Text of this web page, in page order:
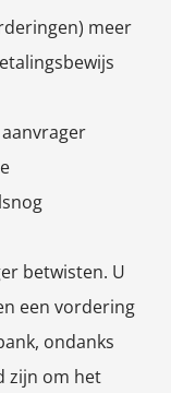
meer
betwisten. U
een vordering
ondanks
zijn om het